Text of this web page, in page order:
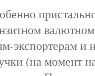
экспортерам и
(на момент